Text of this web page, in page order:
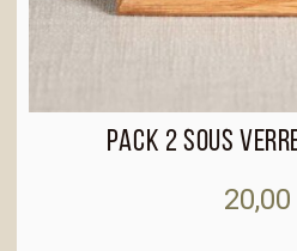
Pack 2 sous
20,00